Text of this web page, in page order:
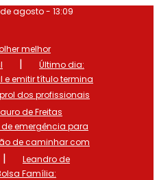
agosto - 13:09
melhor
|
Último dia:
e emitir título termina
dos profissionais
de Freitas
emergência para
de caminhar com
|
Leandro de
Família: